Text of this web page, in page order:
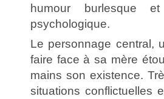
humour burlesque
psychologique.
Le personnage central,
faire face à sa mère
mains son existence.
situations conflictuelles